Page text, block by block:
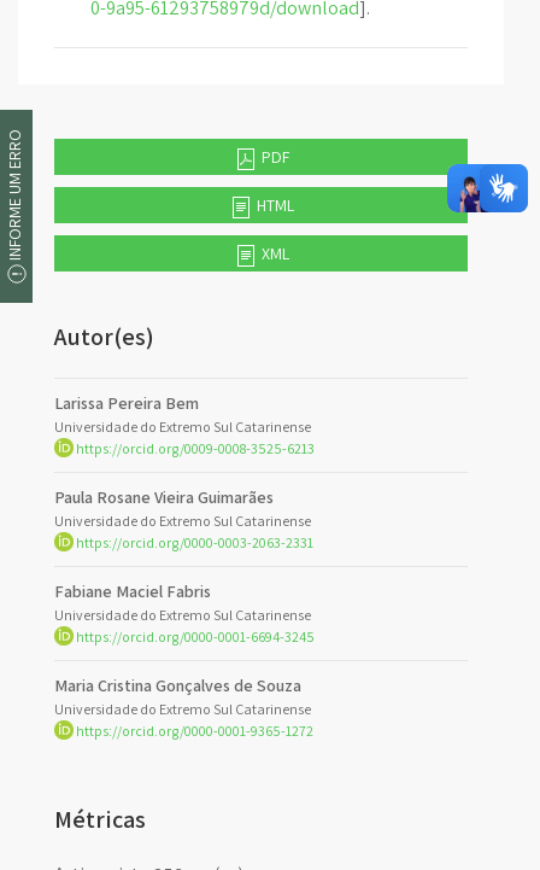
0-9a95-61293758979d/download].
PDF
HTML
XML
Autor(es)
Larissa Pereira Bem
Universidade do Extremo Sul Catarinense
https://orcid.org/0009-0008-3525-6213
Paula Rosane Vieira Guimarães
Universidade do Extremo Sul Catarinense
https://orcid.org/0000-0003-2063-2331
Fabiane Maciel Fabris
Universidade do Extremo Sul Catarinense
https://orcid.org/0000-0001-6694-3245
Maria Cristina Gonçalves de Souza
Universidade do Extremo Sul Catarinense
https://orcid.org/0000-0001-9365-1272
Métricas
INFORME UM ERRO